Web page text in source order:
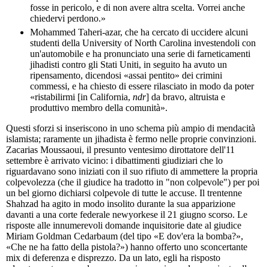
fosse in pericolo, e di non avere altra scelta. Vorrei anche
chiedervi perdono.»
Mohammed Taheri-azar, che ha cercato di uccidere alcuni
studenti della University of North Carolina investendoli con
un'automobile e ha pronunciato una serie di farneticamenti
jihadisti contro gli Stati Uniti, in seguito ha avuto un
ripensamento, dicendosi «assai pentito» dei crimini
commessi, e ha chiesto di essere rilasciato in modo da poter
«ristabilirmi [in California, ndr] da bravo, altruista e
produttivo membro della comunità».
Questi sforzi si inseriscono in uno schema più ampio di mendacità
islamista; raramente un jihadista è fermo nelle proprie convinzioni.
Zacarias Moussaoui, il presunto ventesimo dirottatore dell'11
settembre è arrivato vicino: i dibattimenti giudiziari che lo
riguardavano sono iniziati con il suo rifiuto di ammettere la propria
colpevolezza (che il giudice ha tradotto in "non colpevole") per poi
un bel giorno dichiarsi colpevole di tutte le accuse. Il trentenne
Shahzad ha agito in modo insolito durante la sua apparizione
davanti a una corte federale newyorkese il 21 giugno scorso. Le
risposte alle innumerevoli domande inquisitorie date al giudice
Miriam Goldman Cedarbaum (del tipo «E dov'era la bomba?»,
«Che ne ha fatto della pistola?») hanno offerto uno sconcertante
mix di deferenza e disprezzo. Da un lato, egli ha risposto